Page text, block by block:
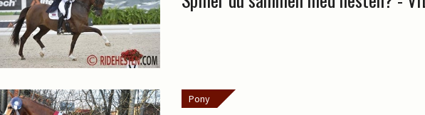
Pony